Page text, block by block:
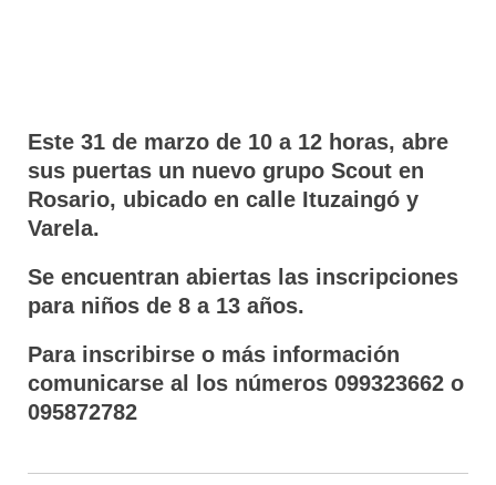
Este 31 de marzo de 10 a 12 horas, abre
sus puertas un nuevo grupo Scout en
Rosario, ubicado en calle Ituzaingó y
Varela.
Se encuentran abiertas las inscripciones
para niños de 8 a 13 años.
Para inscribirse o más información
comunicarse al los números 099323662 o
095872782